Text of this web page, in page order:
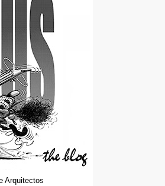
Arquitectos